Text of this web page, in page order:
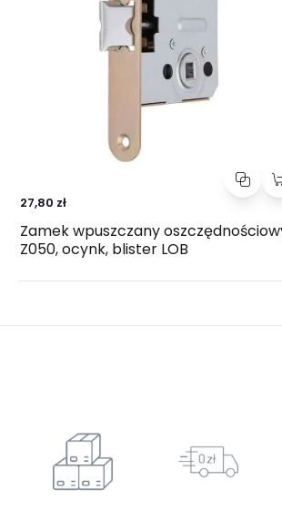
27,80 zł
Zamek wpuszczany
Z050, ocynk, blister LOB